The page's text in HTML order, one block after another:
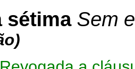
sétima Sem